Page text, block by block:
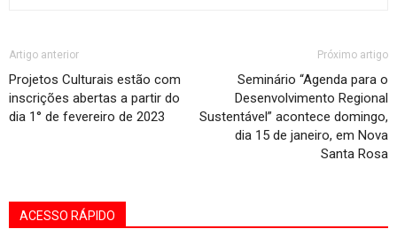
Artigo anterior
Projetos Culturais estão com
inscrições abertas a partir do
dia 1° de fevereiro de 2023
Próximo artigo
Seminário “Agenda para o
Desenvolvimento Regional
Sustentável” acontece domingo,
dia 15 de janeiro, em Nova
Santa Rosa
ACESSO RÁPIDO